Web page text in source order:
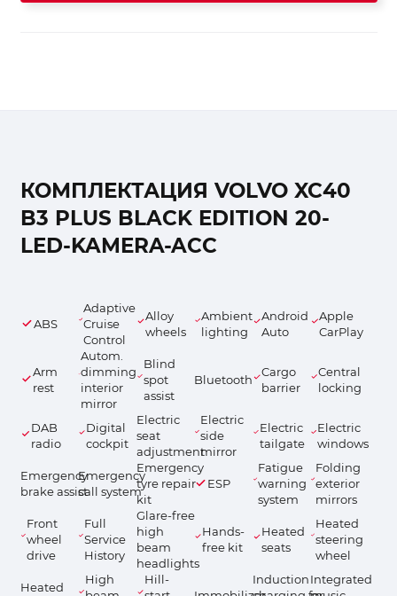
КОМПЛЕКТАЦИЯ VOLVO XC40
B3 PLUS BLACK EDITION 20-
LED-KAMERA-ACC
ABS
Adaptive
Cruise
Control
Alloy
wheels
Ambient
lighting
Android
Auto
Apple
CarPlay
Arm
rest
Autom.
dimming
interior
mirror
Blind
spot
assist
Bluetooth
Cargo
barrier
Central
locking
DAB
radio
Digital
cockpit
Electric
seat
adjustment
Electric
side
mirror
Electric
tailgate
Electric
windows
Emergency
brake assist
Emergency
call system
Emergency
tyre repair
kit
ESP
Fatigue
warning
system
Folding
exterior
mirrors
Front
wheel
drive
Full
Service
History
Glare-free
high
beam
headlights
Hands-
free kit
Heated
seats
Heated
steering
wheel
Heated
High
Hill-
InductionIntegrated